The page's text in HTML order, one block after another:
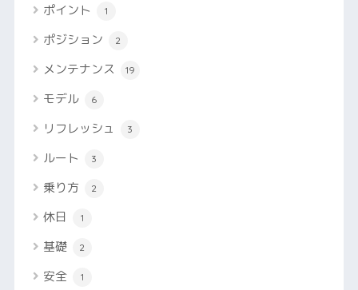
ポイント 1
ポジション 2
メンテナンス 19
モデル 6
リフレッシュ 3
ルート 3
乗り方 2
休日 1
基礎 2
安全 1